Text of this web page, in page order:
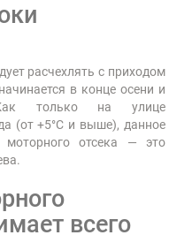
расчехлять с приходом
в конце осени и
Как только на улице
(от +5°С и выше), данное
моторного отсека — это
всего